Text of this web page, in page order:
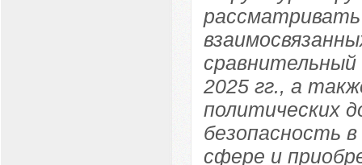
сравнительный
2025 гг., а
политических
безопасность
сфере и